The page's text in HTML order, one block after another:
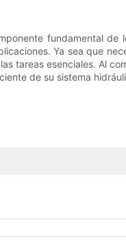
fundamental
Ya sea que
tareas esenciales. Al
de su sistema